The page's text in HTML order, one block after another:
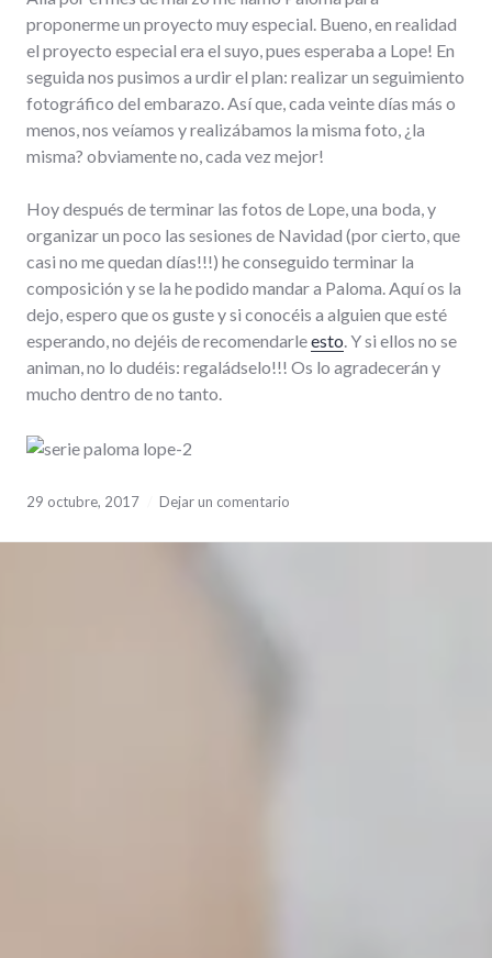
proponerme un proyecto muy especial. Bueno, en realidad
el proyecto especial era el suyo, pues esperaba a Lope! En
seguida nos pusimos a urdir el plan: realizar un seguimiento
fotográfico del embarazo. Así que, cada veinte días más o
menos, nos veíamos y realizábamos la misma foto, ¿la
misma? obviamente no, cada vez mejor!
Hoy después de terminar las fotos de Lope, una boda, y
organizar un poco las sesiones de Navidad (por cierto, que
casi no me quedan días!!!) he conseguido terminar la
composición y se la he podido mandar a Paloma. Aquí os la
dejo, espero que os guste y si conocéis a alguien que esté
esperando, no dejéis de recomendarleesto . Y si ellos no se
animan, no lo dudéis: regaládselo!!! Os lo agradecerán y
mucho dentro de no tanto.
29 octubre, 2017 Dejar un comentario